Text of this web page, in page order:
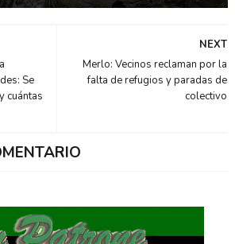
NEXT
Merlo: Vecinos reclaman por la
falta de refugios y paradas de
colectivo
Se
cuántas